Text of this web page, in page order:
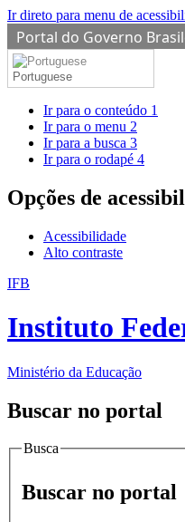
Ir direto para menu de
Portal do Governo
Portuguese
Ir para o conteúdo 1
Ir para o menu 2
Ir para a busca 3
Ir para o rodapé 4
Opções de
Acessibilidade
Alto contraste
IFB
Instituto
Ministério da Educação
Buscar no portal
Busca
Buscar no portal